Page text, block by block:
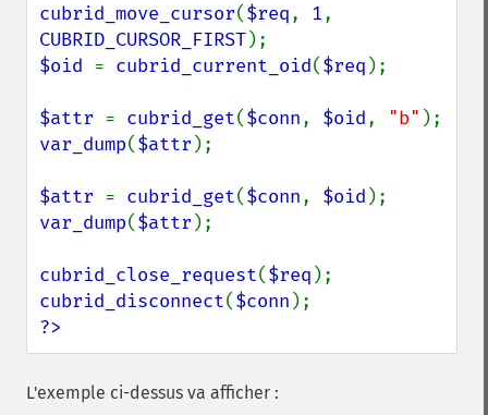
cubrid_move_cursor($req, 1
CUBRID_CURSOR_FIRST
$oid = cubrid_current_oid($req );
$attr = cubrid_get($conn, $oid, "b"
var_dump($attr );
$attr = cubrid_get($conn, $oid
var_dump($attr );
cubrid_close_request($req
cubrid_disconnect($conn
?>
L'exemple ci-dessus va afficher :